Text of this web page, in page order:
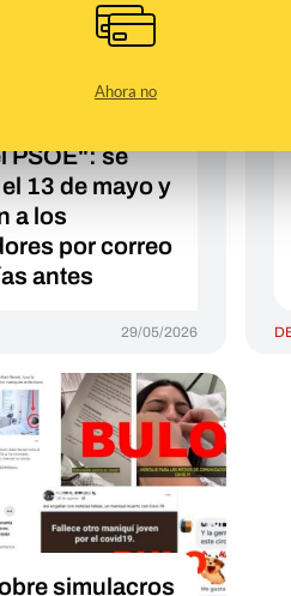
Ahora no
"en
PSOE": se
13 de mayo y
a los
por correo
antes
29/05/2026
simulacros